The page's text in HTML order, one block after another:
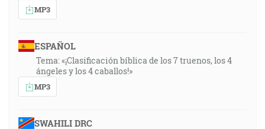
MP3
ESPAÑOL
Tema: «¡Clasificación bíblica de los 7 truenos, los 4
ángeles y los 4 caballos!»
MP3
SWAHILI DRC